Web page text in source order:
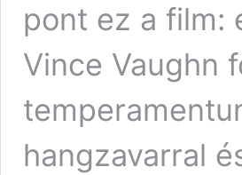
pont ez a film:
Vince Vaughn
hangzavarral